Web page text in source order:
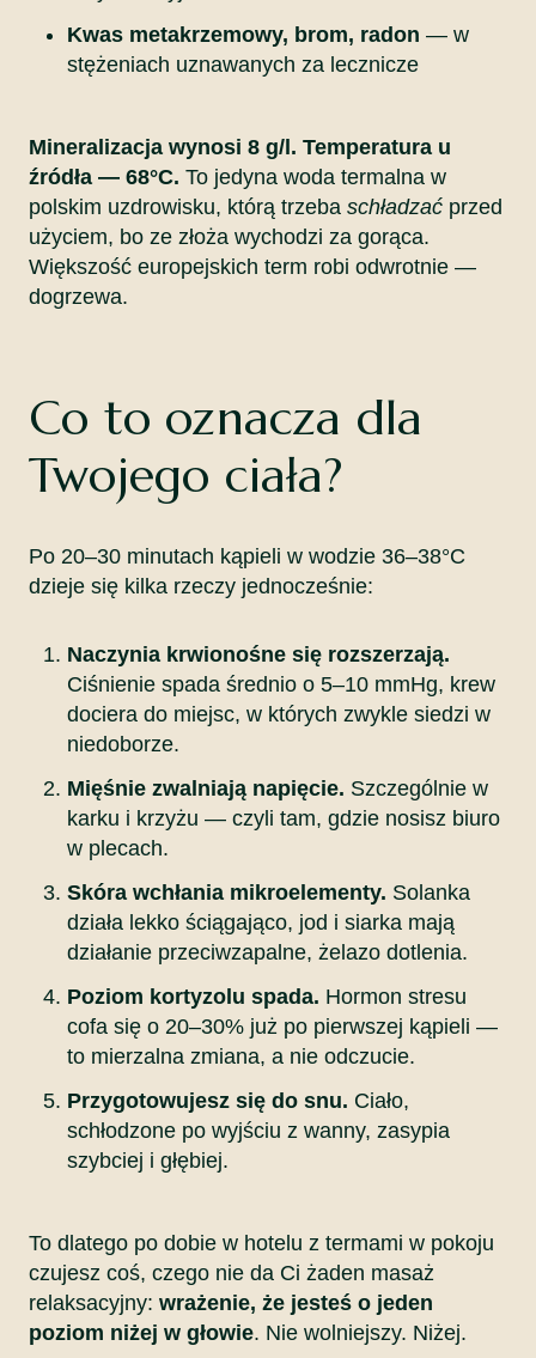
Kwas metakrzemowy, brom, radon — w
stężeniach uznawanych za lecznicze
Mineralizacja wynosi 8 g/l. Temperatura u
źródła — 68°C. To jedyna woda termalna w
polskim uzdrowisku, którą trzeba schładzać przed
użyciem, bo ze złoża wychodzi za gorąca.
Większość europejskich term robi odwrotnie —
dogrzewa.
Co to oznacza dla
Twojego ciała?
Po 20–30 minutach kąpieli w wodzie 36–38°C
dzieje się kilka rzeczy jednocześnie:
Naczynia krwionośne się rozszerzają.
Ciśnienie spada średnio o 5–10 mmHg, krew
dociera do miejsc, w których zwykle siedzi w
niedoborze.
Mięśnie zwalniają napięcie. Szczególnie w
karku i krzyżu — czyli tam, gdzie nosisz biuro
w plecach.
Skóra wchłania mikroelementy. Solanka
działa lekko ściągająco, jod i siarka mają
działanie przeciwzapalne, żelazo dotlenia.
Poziom kortyzolu spada. Hormon stresu
cofa się o 20–30% już po pierwszej kąpieli —
to mierzalna zmiana, a nie odczucie.
Przygotowujesz się do snu. Ciało,
schłodzone po wyjściu z wanny, zasypia
szybciej i głębiej.
To dlatego po dobie w hotelu z termami w pokoju
czujesz coś, czego nie da Ci żaden masaż
relaksacyjny: wrażenie, że jesteś o jeden
poziom niżej w głowie. Nie wolniejszy. Niżej.